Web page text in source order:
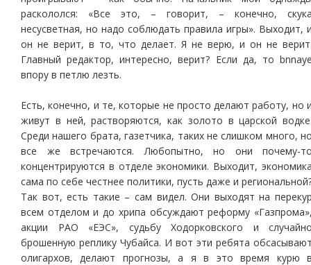
раскололся: «Все это, – говорит, – конечно,
несусветная, но надо соблюдать правила игры». Выходит,
он не верит, в то, что делает. Я не верю, и он не
Главный редактор, интересно, верит? Если да, то
впору в петлю лезть.
Есть, конечно, и те, которые не просто делают работу, но
живут в ней, растворяются, как золото в царской
Среди нашего брата, газетчика, таких не слишком много,
все же встречаются. Любопытно, но они почему-
концентрируются в отделе экономики. Выходит,
сама по себе честнее политики, пусть даже и
Так вот, есть такие – сам видел. Они выходят на
всем отделом и до хрипа обсуждают реформу
акции РАО «ЕЭС», судьбу Ходорковского и
брошенную реплику Чубайса. И вот эти ребята
олигархов, делают прогнозы, а я в это время курю